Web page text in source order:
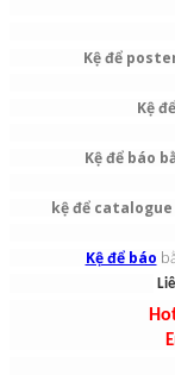
Kệ để
Kệ
Kệ để báo
kệ để catalogue
Kệ để báo